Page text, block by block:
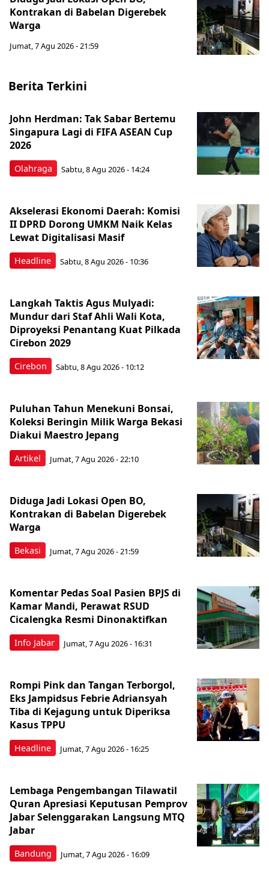
Kontrakan di Babelan Digerebek
Warga
Jumat, 7 Agu 2026 - 21:59
Berita Terkini
Olahraga
John Herdman: Tak Sabar Bertemu
Singapura Lagi di FIFA ASEAN Cup
2026
Sabtu, 8 Agu 2026 - 14:24
Headline
Akselerasi Ekonomi Daerah: Komisi
II DPRD Dorong UMKM Naik Kelas
Lewat Digitalisasi Masif
Sabtu, 8 Agu 2026 - 10:36
Cirebon
Langkah Taktis Agus Mulyadi:
Mundur dari Staf Ahli Wali Kota,
Diproyeksi Penantang Kuat Pilkada
Cirebon 2029
Sabtu, 8 Agu 2026 - 10:12
Artikel
Puluhan Tahun Menekuni Bonsai,
Koleksi Beringin Milik Warga Bekasi
Diakui Maestro Jepang
Jumat, 7 Agu 2026 - 22:10
Bekasi
Diduga Jadi Lokasi Open BO,
Kontrakan di Babelan Digerebek
Warga
Jumat, 7 Agu 2026 - 21:59
Info Jabar
Komentar Pedas Soal Pasien BPJS di
Kamar Mandi, Perawat RSUD
Cicalengka Resmi Dinonaktifkan
Jumat, 7 Agu 2026 - 16:31
Headline
Rompi Pink dan Tangan Terborgol,
Eks Jampidsus Febrie Adriansyah
Tiba di Kejagung untuk Diperiksa
Kasus TPPU
Jumat, 7 Agu 2026 - 16:25
Bandung
Lembaga Pengembangan Tilawatil
Quran Apresiasi Keputusan Pemprov
Jabar Selenggarakan Langsung MTQ
Jabar
Jumat, 7 Agu 2026 - 16:09